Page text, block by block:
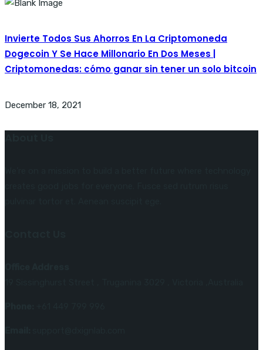
Invierte Todos Sus Ahorros En La Criptomoneda
Dogecoin Y Se Hace Millonario En Dos Meses |
Criptomonedas: cómo ganar sin tener un solo bitcoin
December 18, 2021